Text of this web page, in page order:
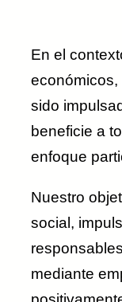
En el
económicos,
sido
beneficie a
enfoque
Nuestro
social,
mediante